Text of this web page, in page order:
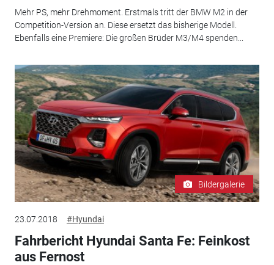
Mehr PS, mehr Drehmoment. Erstmals tritt der BMW M2 in der
Competition-Version an. Diese ersetzt das bisherige Modell.
Ebenfalls eine Premiere: Die großen Brüder M3/M4 spenden...
Bildergalerie
23.07.2018 #Hyundai
Fahrbericht Hyundai Santa Fe: Feinkost
aus Fernost